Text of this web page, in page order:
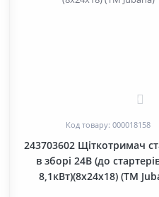
0
Код товару: 000018158
243703602 Щіткотримач
в зборі 24В (до
8,1кВт)(8х24х18) (ТМ